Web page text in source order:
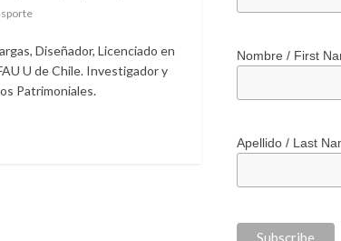
Diseñador, Licenciado en
U de Chile. Investigador y
Patrimoniales.